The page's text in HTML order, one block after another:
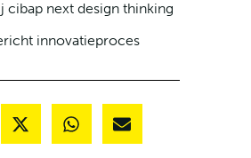
innovatieproces